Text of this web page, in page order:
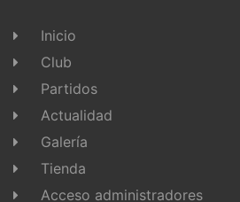
Inicio
Club
Partidos
Actualidad
Galería
Tienda
Acceso administradores